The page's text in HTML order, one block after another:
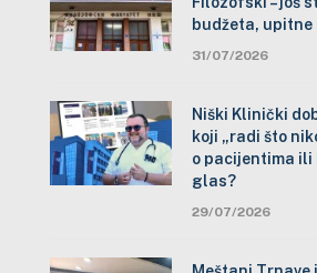
budžeta,
31/07/2026
Niški Klinički
koji „radi što
o pacijentima ili
glas?
29/07/2026